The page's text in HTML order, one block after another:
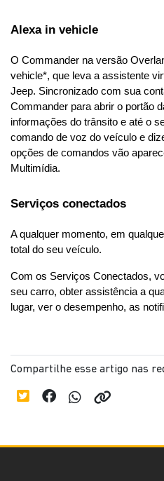
Alexa in vehicle
O Commander na versão
vehicle*, que leva a assistente
Jeep. Sincronizado com sua
Commander para abrir o portão
informações do trânsito e até o
comando de voz do veículo e
opções de comandos vão
Multimídia.
Serviços conectados
A qualquer momento, em
total do seu veículo.
Com os Serviços Conectados,
seu carro, obter assistência a
lugar, ver o desempenho, as
Compartilhe esse artigo nas